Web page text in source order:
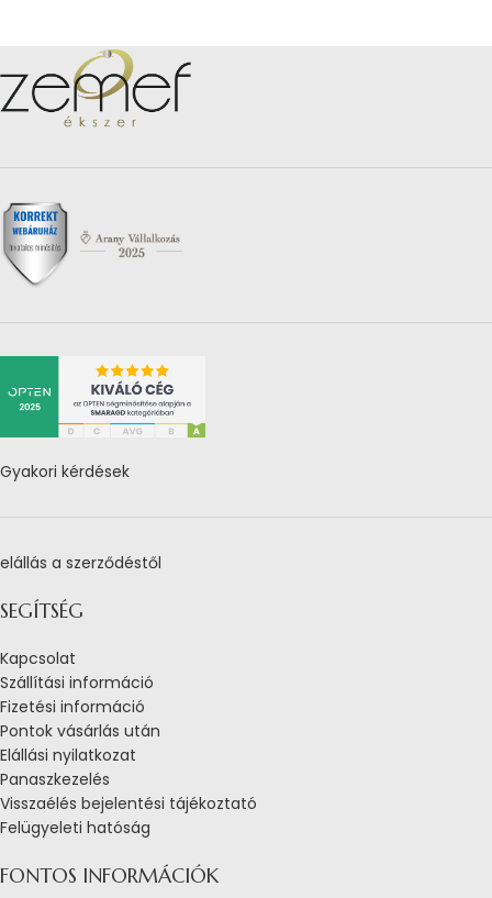
Gyakori kérdések
elállás a szerződéstől
SEGÍTSÉG
Kapcsolat
Szállítási információ
Fizetési információ
Pontok vásárlás után
Elállási nyilatkozat
Panaszkezelés
Visszaélés bejelentési tájékoztató
Felügyeleti hatóság
FONTOS INFORMÁCIÓK